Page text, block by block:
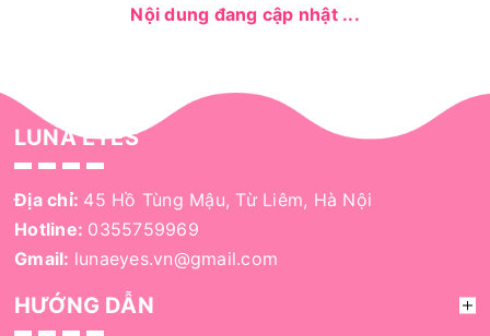
Nội dung đang cập nhật ...
LUNA EYES
Địa chỉ: 45 Hồ Tùng Mậu, Từ Liêm, Hà Nội
Hotline: 0355759969
Gmail: lunaeyes.vn@gmail.com
HƯỚNG DẪN